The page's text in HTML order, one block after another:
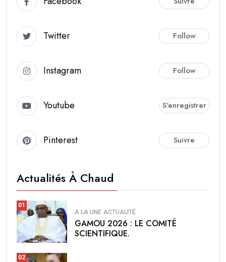
Twitter Follow
Instagram Follow
Youtube S'enregistrer
Pinterest Suivre
Actualités À Chaud
01
A LA UNE ACTUALITÉ
GAMOU 2026 : LE COMITÉ
SCIENTIFIQUE.
02